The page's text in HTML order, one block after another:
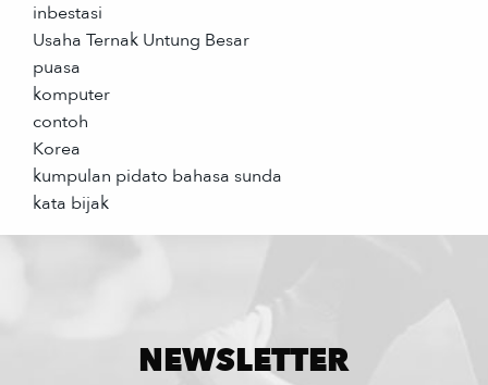
inbestasi
Usaha Ternak Untung Besar
puasa
komputer
contoh
Korea
kumpulan pidato bahasa sunda
kata bijak
NEWSLETTER